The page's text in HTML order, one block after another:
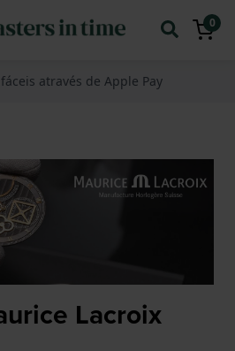
0
através de Apple Pay
Lacroix